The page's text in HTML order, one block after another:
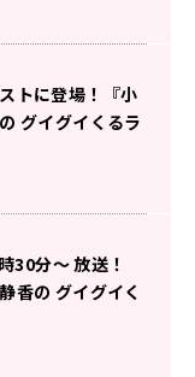
トに登場！『小
グイグイくるラ
30分～ 放送！
香の グイグイく